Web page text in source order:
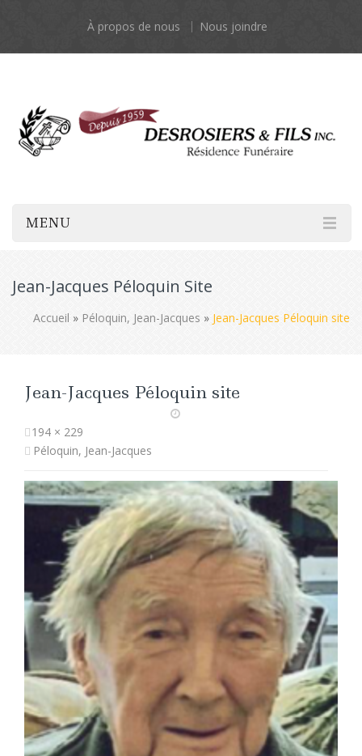
À propos de nous Nous joindre
MENU
Jean-Jacques Péloquin Site
Accueil » Péloquin, Jean-Jacques » Jean-Jacques Péloquin site
Jean-Jacques Péloquin site
194 × 229
Péloquin, Jean-Jacques